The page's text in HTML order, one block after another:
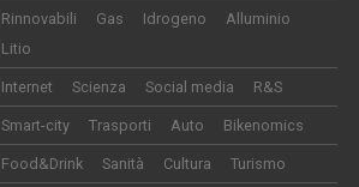
Rinnovabili Gas Idrogeno
Alluminio
Litio
Internet Scienza Social media R&S
Smart-city Trasporti Auto Bikenomics
Food&Drink Sanità Cultura Turismo